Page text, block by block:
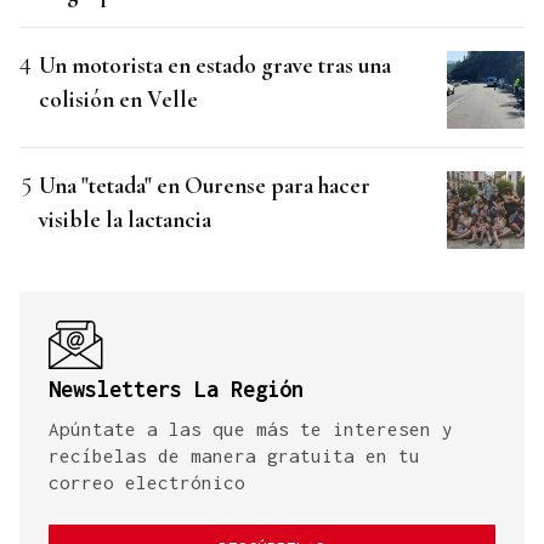
Un motorista en estado grave tras una
colisión en Velle
Una "tetada" en Ourense para hacer
visible la lactancia
Newsletters La Región
Apúntate a las que más te interesen y
recíbelas de manera gratuita en tu
correo electrónico